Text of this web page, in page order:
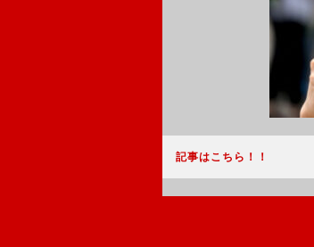
記事はこちら！！